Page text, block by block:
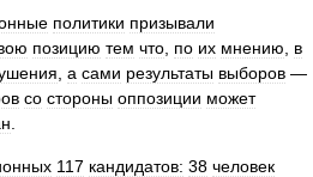
политики призывали
позицию тем что по их мнению
в
а сами результаты выборов —
со стороны оппозиции может
117 кандидатов: 38 человек